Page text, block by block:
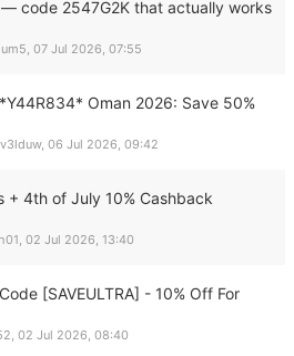
— code 2547G2K that actually works
, 07 Jul 2026, 07:55
Oman 2026: Save 50%
, 06 Jul 2026, 09:42
+ 4th of July 10% Cashback
, 02 Jul 2026, 13:40
[SAVEULTRA] - 10% Off For
, 02 Jul 2026, 08:40